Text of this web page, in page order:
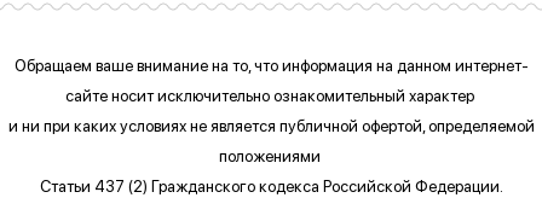
Обращаем ваше внимание на то, что информация на данном интернет-
сайтеносит исключительно ознакомительный характер
и ни при каких условияхне является публичной офертой, определяемой
положениями
Статьи 437 (2) Гражданского кодекса Российской Федерации.